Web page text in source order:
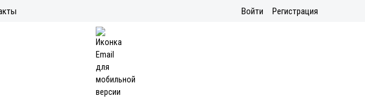
Войти Регистрация